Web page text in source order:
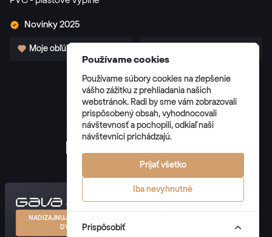
RAL 3004
RAL 3004
RAL 3005
RAL 3005
RAL 3007
NADIZAJNUJTE SI VLASTNÉ
DVERE
Novinky 2025
Moje obľúbené
Všeobecné obchodné podmienky
Zásady spracúvania osobných údajov
Správa cookies
© 2026 GAVA plast s.r.o. všetky práva vyhradené
Používame cookies
Používame súbory cookies na zlepšenie
vášho zážitku z prehliadania našich
webstránok. Radi by sme vám zobrazovali
prispôsobený obsah, vyhodnocovali
návštevnosť a pochopili, odkiaľ naši
návštevníci prichádzajú.
Prijať všetko
Iba nevyhnutné
Prispôsobiť